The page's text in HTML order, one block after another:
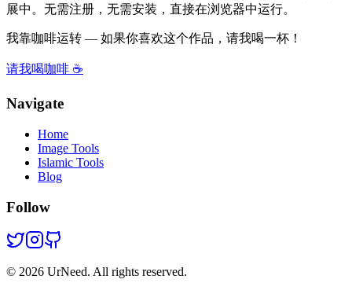
展中。无需注册，无需安装，直接在浏览器中运行。
我靠咖啡运转 — 如果你喜欢这个作品，请我喝一杯！
请我喝咖啡 ☕
Navigate
Home
Image Tools
Islamic Tools
Blog
Follow
© 2026 UrNeed. All rights reserved.